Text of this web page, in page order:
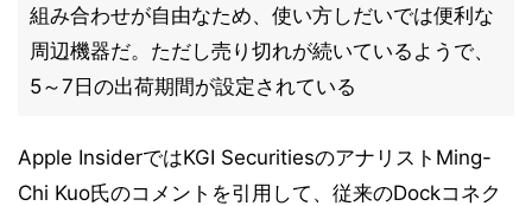
組み合わせが自由なため、使い方しだいでは便利な
周辺機器だ。ただし売り切れが続いているようで、
5～7日の出荷期間が設定されている
Apple InsiderではKGI SecuritiesのアナリストMing-
Chi Kuo氏のコメントを引用して、従来のDockコネク